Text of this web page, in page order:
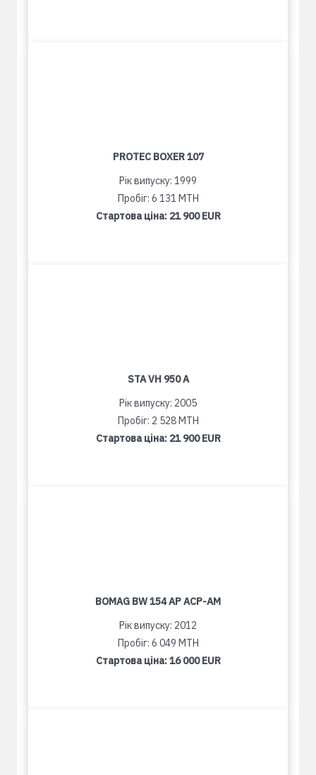
PROTEC BOXER 107
Рік випуску: 1999
Пробіг: 6 131 MTH
Стартова ціна: 21 900 EUR
STA VH 950 A
Рік випуску: 2005
Пробіг: 2 528 MTH
Стартова ціна: 21 900 EUR
BOMAG BW 154 AP ACP-AM
Рік випуску: 2012
Пробіг: 6 049 MTH
Стартова ціна:16 000 EUR